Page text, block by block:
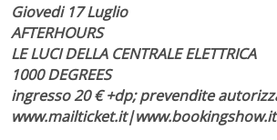
Giovedi 17 Luglio
AFTERHOURS
LE LUCI DELLA CENTRALE ELETTRICA
1000 DEGREES
ingresso 20 € +dp; prevendite